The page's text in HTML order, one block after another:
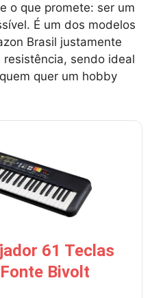
o que promete: ser um
É um dos modelos
Brasil justamente
sendo ideal
quer um hobby
61 Teclas
Bivolt